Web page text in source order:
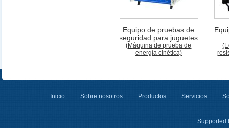
Equipo de pruebas de
seguridad para juguetes
(Máquina de prueba de
energía cinética)
Inicio Sobre nosotros Productos Servicios
Supported